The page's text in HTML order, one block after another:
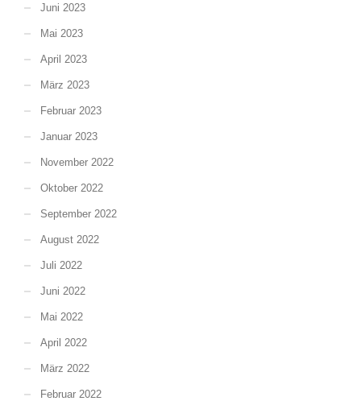
Juni 2023
Mai 2023
April 2023
März 2023
Februar 2023
Januar 2023
November 2022
Oktober 2022
September 2022
August 2022
Juli 2022
Juni 2022
Mai 2022
April 2022
März 2022
Februar 2022